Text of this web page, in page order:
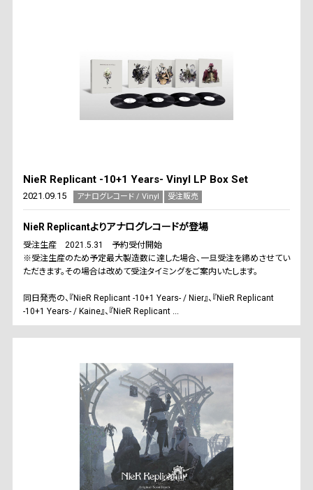
NieR Replicant -10+1 Years- Vinyl LP Box Set
2021.09.15 アナログレコード / Vinyl 受注販売
NieR Replicantよりアナログレコードが登場
受注生産 2021.5.31 予約受付開始
※受注生産のため予定最大製造数に達した場合、一旦受注を締めさせてい
ただきます。その場合は改めて受注タイミングをご案内いたします。
同日発売の、『NieR Replicant -10+1 Years- / Nier』、『NieR Replicant
-10+1 Years- / Kaine』、『NieR Replicant ...